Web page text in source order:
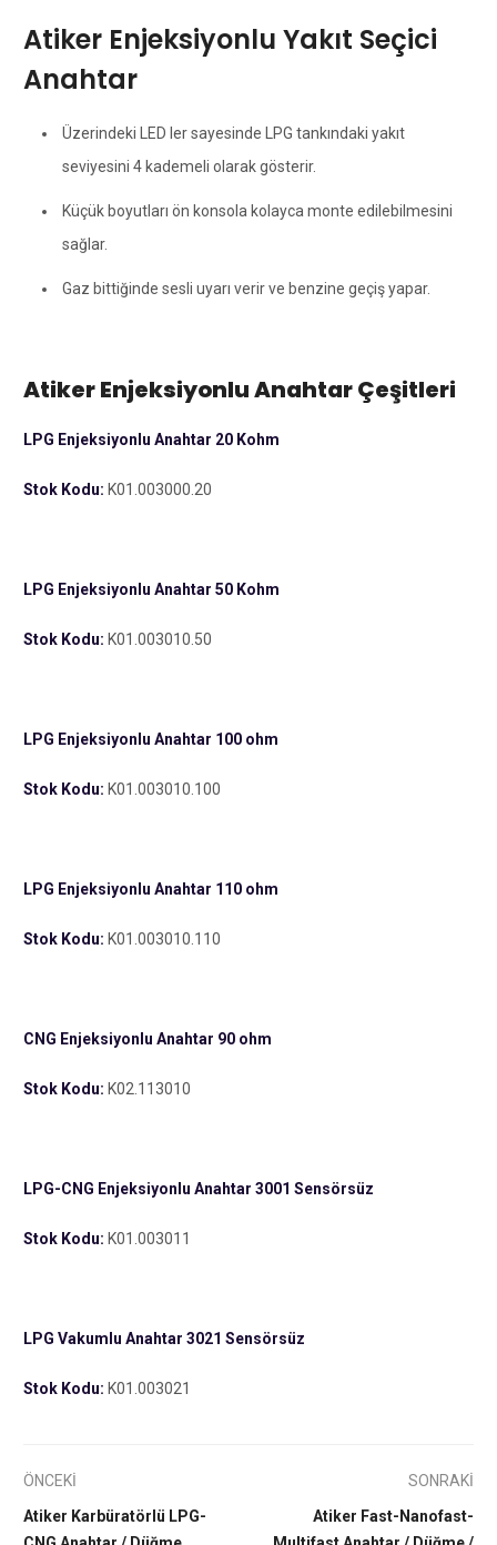
Atiker Enjeksiyonlu Yakıt Seçici
Anahtar
Üzerindeki LED ler sayesinde LPG tankındaki yakıt
seviyesini 4 kademeli olarak gösterir.
Küçük boyutları ön konsola kolayca monte edilebilmesini
sağlar.
Gaz bittiğinde sesli uyarı verir ve benzine geçiş yapar.
Atiker Enjeksiyonlu Anahtar Çeşitleri
LPG Enjeksiyonlu Anahtar 20 Kohm
Stok Kodu: K01.003000.20
LPG Enjeksiyonlu Anahtar 50 Kohm
Stok Kodu: K01.003010.50
LPG Enjeksiyonlu Anahtar 100 ohm
Stok Kodu: K01.003010.100
LPG Enjeksiyonlu Anahtar 110 ohm
Stok Kodu: K01.003010.110
CNG Enjeksiyonlu Anahtar 90 ohm
Stok Kodu: K02.113010
LPG-CNG Enjeksiyonlu Anahtar 3001 Sensörsüz
Stok Kodu: K01.003011
LPG Vakumlu Anahtar 3021 Sensörsüz
Stok Kodu: K01.003021
ÖNCEKİ
Atiker Karbüratörlü LPG-
SONRAKİ
Atiker Fast-Nanofast-